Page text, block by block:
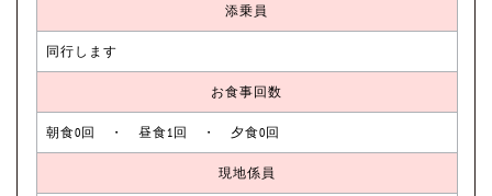
添乗員
同行します
お食事回数
朝食0回 ・ 昼食1回 ・ 夕食0回
現地係員